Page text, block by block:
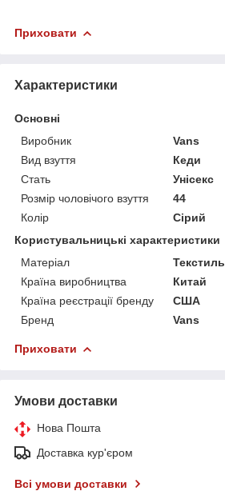
Приховати
Характеристики
Основні
Виробник
Vans
Вид взуття
Кеди
Стать
Унісекс
Розмір чоловічого взуття
44
Колір
Сірий
Користувальницькі характеристики
Матеріал
Текстиль
Країна виробництва
Китай
Країна реєстрації бренду
США
Бренд
Vans
Приховати
Умови доставки
Нова Пошта
Доставка кур'єром
Всі умови доставки